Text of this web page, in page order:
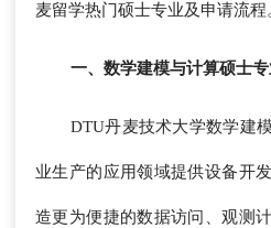
麦留学热门硕士专业及申请流程
一、数学建模与计算硕士
DTU丹麦技术大学数学建
业生产的应用领域提供设备开
造更为便捷的数据访问、观测